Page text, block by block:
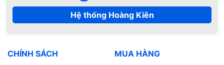
Hệ thống Hoàng Kiên
CHÍNH SÁCH MUA HÀNG